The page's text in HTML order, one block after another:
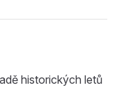
historických letů